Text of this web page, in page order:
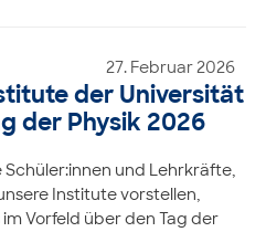
27. Februar 2026
der Universität
der Physik 2026
Schüler:innen und Lehrkräfte,
Institute vorstellen,
Vorfeld über den Tag der